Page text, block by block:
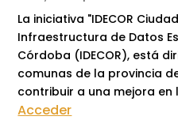
La iniciativa "IDECOR
Infraestructura de Datos
Córdoba (IDECOR), está
comunas de la provincia
contribuir a una mejora en
Acceder